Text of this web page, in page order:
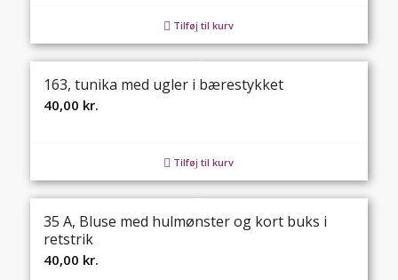
Tilføj til kurv
163, tunika med ugler i bærestykket
40,00 kr.
Tilføj til kurv
35 A, Bluse med hulmønster og kort buks i
retstrik
40,00 kr.